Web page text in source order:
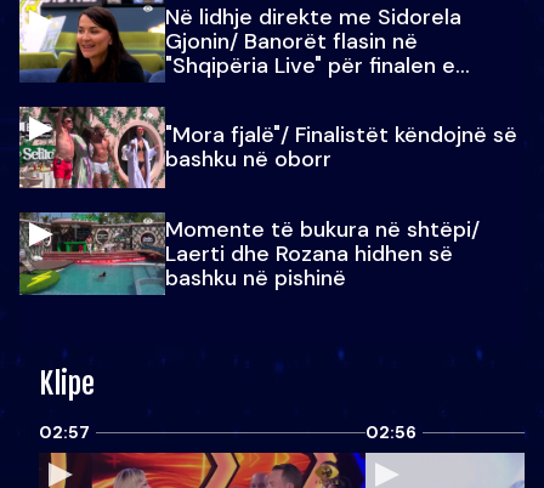
Në lidhje direkte me Sidorela
Gjonin/ Banorët flasin në
"Shqipëria Live" për finalen e
"Mora fjalë"/ Finalistët këndojnë së
bashku në oborr
Momente të bukura në shtëpi/
Laerti dhe Rozana hidhen së
bashku në pishinë
Klipe
02:57 02:56